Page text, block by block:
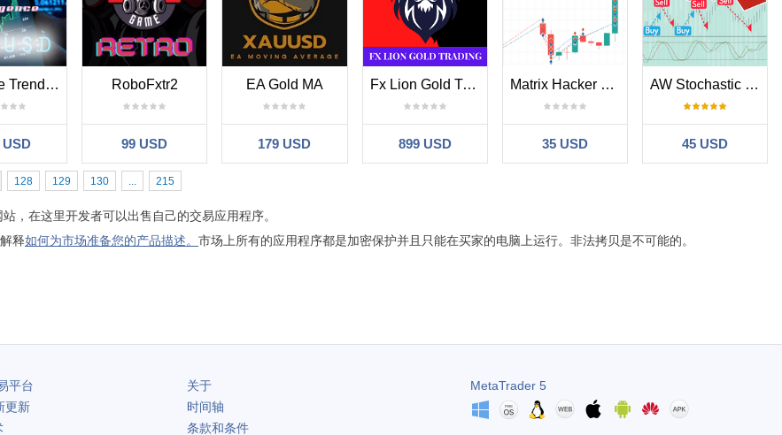
Advance Trends Intellegence mt4
USD
RoboFxtr2
99 USD
EA Gold MA
179 USD
Fx Lion Gold Trading
899 USD
Matrix Hacker MT4
35 USD
AW Stochastic EA
45 USD
128 129 130 ... 215
，在这里开发者可以出售自己的交易应用程序。
释如何为市场准备您的产品描述。 市场上所有的应用程序都是加密保护并且只能在买家的电脑上运行。非法拷贝是不可能的。
平台
更新
关于
时间轴
条款和条件
MetaTrader 5